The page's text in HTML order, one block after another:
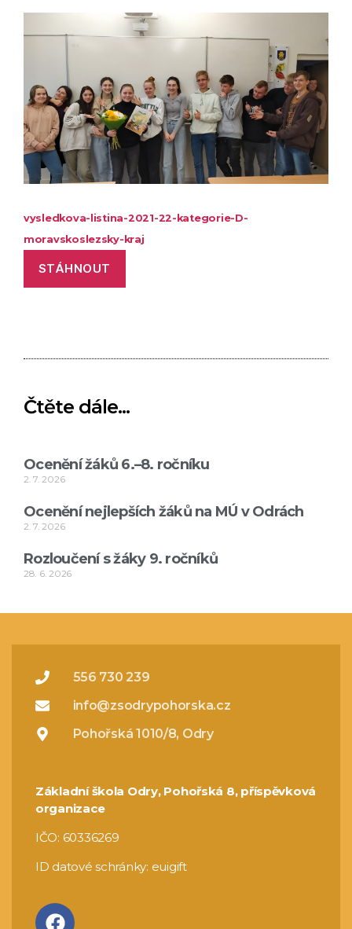
vysledkova-listina-2021-22-kategorie-D-
moravskoslezsky-kraj
STÁHNOUT
Čtěte dále...
Ocenění žáků 6.–8. ročníku
2. 7. 2026
Ocenění nejlepších žáků na MÚ v Odrách
2. 7. 2026
Rozloučení s žáky 9. ročníků
28. 6. 2026
556 730 239
info@zsodrypohorska.cz
Pohořská 1010/8, Odry
Základní škola Odry, Pohořská 8, příspěvková
organizace
IČO: 60336269
ID datové schránky: euigift